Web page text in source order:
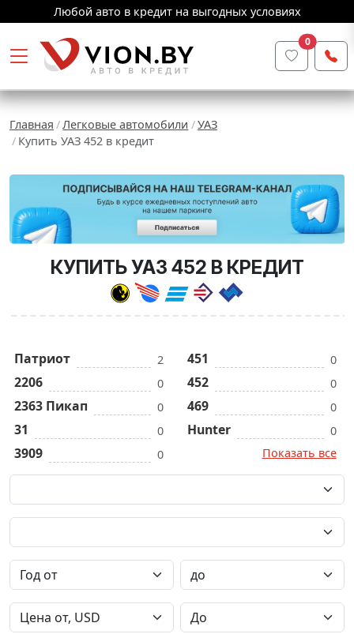
Любой авто в кредит на выгодных условиях
0
Главная Легковые автомобили
УАЗ
Купить УАЗ 452 в кредит
КУПИТЬ УАЗ 452 В КРЕДИТ
Патриот 2
2206 0
2363 Пикап 0
31 0
3909 0
451 0
452 0
469 0
Hunter
0
Показать все